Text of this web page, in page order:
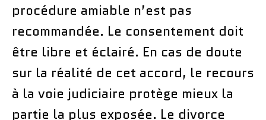
procédure amiable n’est pas
recommandée. Le consentement doit
être libre et éclairé. En cas de doute
sur la réalité de cet accord, le recours
à la voie judiciaire protège mieux la
partie la plus exposée. Le divorce